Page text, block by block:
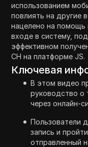
использованием
повлиять на другие
нацелено на помощь
входе в систему,
эффективном
CH на платформе JS.
Ключевая
В этом видео
руководство о
через онлайн-
Пользователи
запись и
отправленный